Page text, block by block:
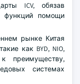
ICV, обязав
функций помощи
рынке Китая
как BYD, NIO,
преимуществу,
системах